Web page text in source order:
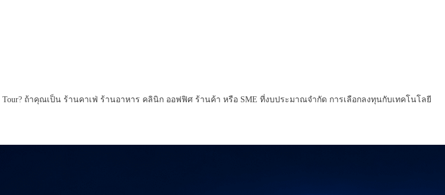
Tour? ถ้าคุณเป็น ร้านคาเฟ่ ร้านอาหาร คลินิก ออฟฟิศ ร้านค้า หรือ SME ที่งบประมาณจำกัด การเลือกลงทุนกับเทคโนโลยี